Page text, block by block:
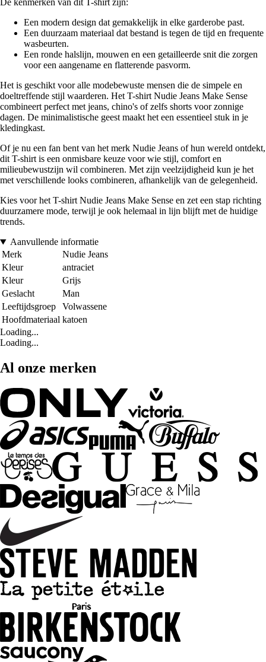
De kenmerken van dit T-shirt zijn:
Een modern design dat gemakkelijk in elke garderobe past.
Een duurzaam materiaal dat bestand is tegen de tijd en frequente
wasbeurten.
Een ronde halslijn, mouwen en een getailleerde snit die zorgen
voor een aangename en flatterende pasvorm.
Het is geschikt voor alle modebewuste mensen die de simpele en
doeltreffende stijl waarderen. Het T-shirt Nudie Jeans Make Sense
combineert perfect met jeans, chino's of zelfs shorts voor zonnige
dagen. De minimalistische geest maakt het een essentieel stuk in je
kledingkast.
Of je nu een fan bent van het merk Nudie Jeans of hun wereld ontdekt,
dit T-shirt is een onmisbare keuze voor wie stijl, comfort en
milieubewustzijn wil combineren. Met zijn veelzijdigheid kun je het
met verschillende looks combineren, afhankelijk van de gelegenheid.
Kies voor het T-shirt Nudie Jeans Make Sense en zet een stap richting
duurzamere mode, terwijl je ook helemaal in lijn blijft met de huidige
trends.
Aanvullende informatie
Merk
Nudie Jeans
Kleur
antraciet
Kleur
Grijs
Geslacht
Man
Leeftijdsgroep
Volwassene
Hoofdmateriaal katoen
Loading...
Loading...
Al onze merken